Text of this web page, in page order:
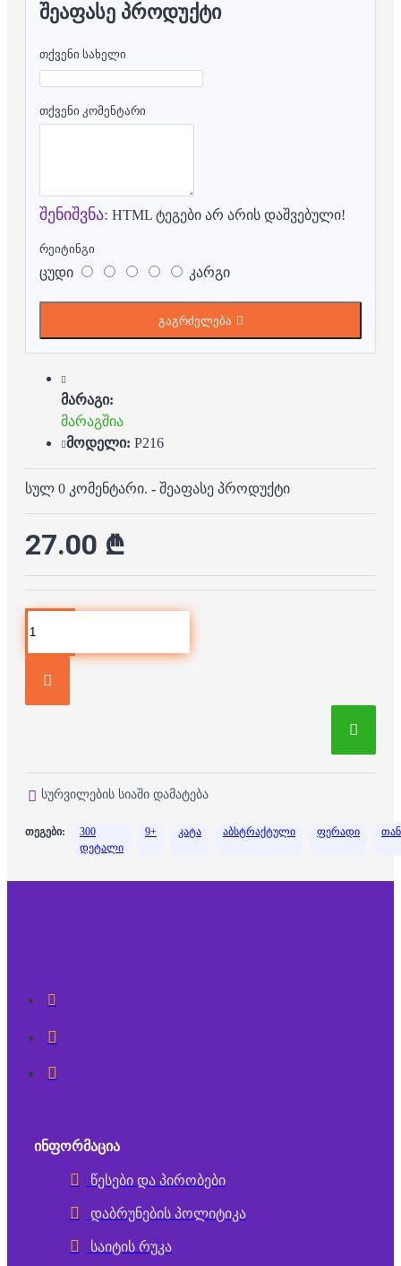
ᲨᲔᲐᲤᲐᲡᲔ ᲞᲠᲝᲓᲣᲥᲢᲘ
თქვენი სახელი
თქვენი კომენტარი
შენიშვნა: HTML ტეგები არ არის დაშვებული!
რეიტინგი
ცუდი კარგი
გაგრძელება
მარაგი:
მარაგშია
მოდელი: P216
სულ 0 კომენტარი. - შეაფასე პროდუქტი
27.00 ₾
სურვილების სიაში დამატება
თეგები:
300
დეტალი
9+ კატა აბსტრაქტული ფერადი
ᲘᲜᲤᲝᲠᲛᲐᲪᲘᲐ
წესები და პირობები
დაბრუნების პოლიტიკა
საიტის რუკა